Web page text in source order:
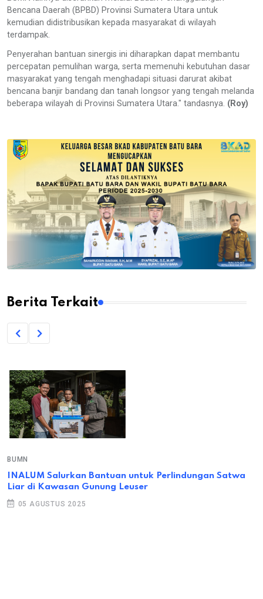
Bencana Daerah (BPBD) Provinsi Sumatera Utara untuk
kemudian didistribusikan kepada masyarakat di wilayah
terdampak.
Penyerahan bantuan sinergis ini diharapkan dapat membantu
percepatan pemulihan warga, serta memenuhi kebutuhan dasar
masyarakat yang tengah menghadapi situasi darurat akibat
bencana banjir bandang dan tanah longsor yang tengah melanda
beberapa wilayah di Provinsi Sumatera Utara." tandasnya. (Roy)
Berita Terkait
BUMN
INALUM Salurkan Bantuan untuk Perlindungan Satwa
Liar di Kawasan Gunung Leuser
05 AGUSTUS 2025